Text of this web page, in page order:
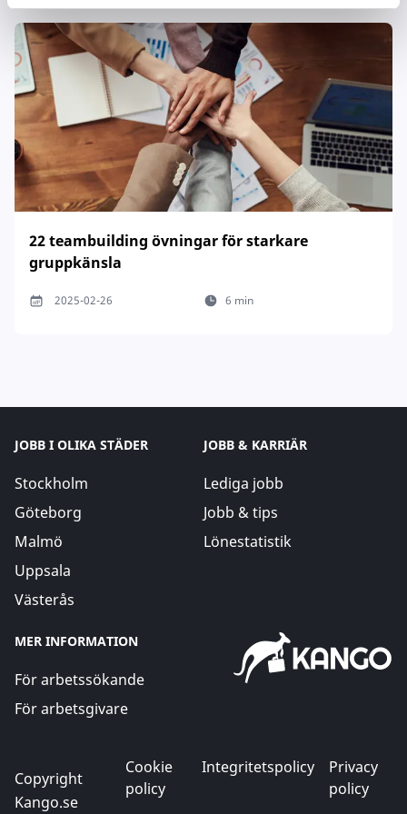
22 teambuilding övningar för starkare
gruppkänsla
2025-02-26 6 min
JOBB I OLIKA STÄDER
Stockholm
Göteborg
Malmö
Uppsala
Västerås
JOBB & KARRIÄR
Lediga jobb
Jobb & tips
Lönestatistik
MER INFORMATION
För arbetssökande
För arbetsgivare
Copyright
Kango.se
Cookie
policy
Integritetspolicy
Privacy
policy